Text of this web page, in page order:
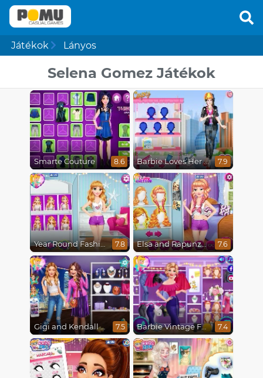
Játékok Lányos
Selena Gomez Játékok
Smarte Couture 8.6 Barbie Loves Her Job 7.9
Year Round Fashionista Rapunzel 7.8 Elsa and Rapunzel Princess Rivalry 7.6
Gigi and Kendall BFFS 7.5 Barbie Vintage Fair 7.4